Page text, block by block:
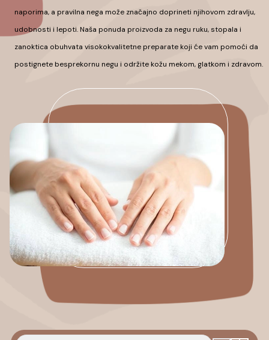
naporima, a pravilna nega može značajno doprineti njihovom zdravlju,
udobnosti i lepoti.Naša ponuda proizvoda za negu ruku,stopala i
zanoktica obuhvata visokokvalitetnepreparate koji ćevam pomoći da
postignetebesprekornu negu i održitekožu mekom, glatkom i zdravom.